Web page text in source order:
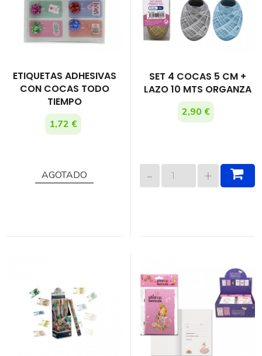
ETIQUETAS ADHESIVAS
CON COCAS TODO
TIEMPO
1,72 €
AGOTADO
SET 4 COCAS 5 CM +
LAZO 10 MTS ORGANZA
2,90 €